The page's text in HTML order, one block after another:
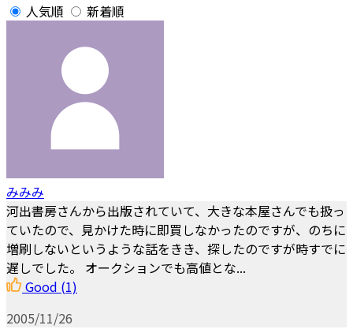
人気順 新着順
みみみ
河出書房さんから出版されていて、大きな本屋さんでも扱っ
ていたので、見かけた時に即買しなかったのですが、のちに
増刷しないというような話をきき、探したのですが時すでに
遅しでした。 オークションでも高値とな...
Good (1)
2005/11/26